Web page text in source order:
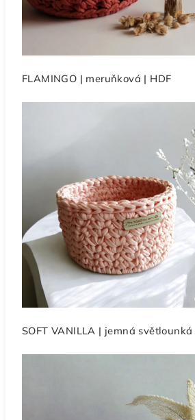
FLAMINGO | meruňková | HDF
SOFT VANILLA | jemná